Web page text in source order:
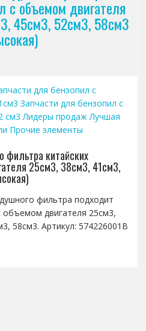
с объемом двигателя
45см3, 52см3, 58см3
для бензопил с
Запчасти для бензопил с
см3 Лидеры продаж Лучшая
Прочие элементы
фильтра китайских
25см3, 38см3, 41см3,
фильтра подходит
объемом двигателя 25см3,
58см3. Артикул: 574226001B